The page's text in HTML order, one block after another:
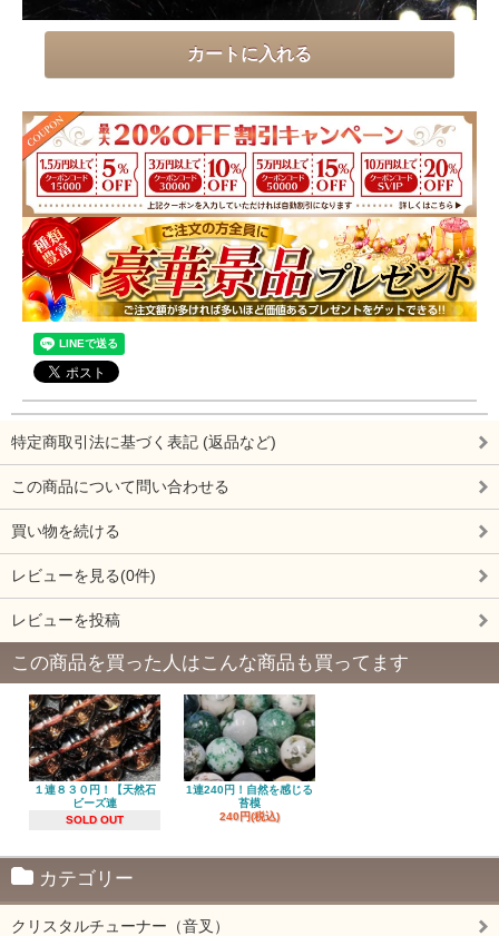
特定商取引法に基づく表記 (返品など)
この商品について問い合わせる
買い物を続ける
レビューを見る(0件)
レビューを投稿
この商品を買った人はこんな商品も買ってます
１連８３０円！【天然石
ビーズ連
SOLD OUT
1連240円！自然を感じる
苔模
240円(税込)
カテゴリー
クリスタルチューナー（音叉）